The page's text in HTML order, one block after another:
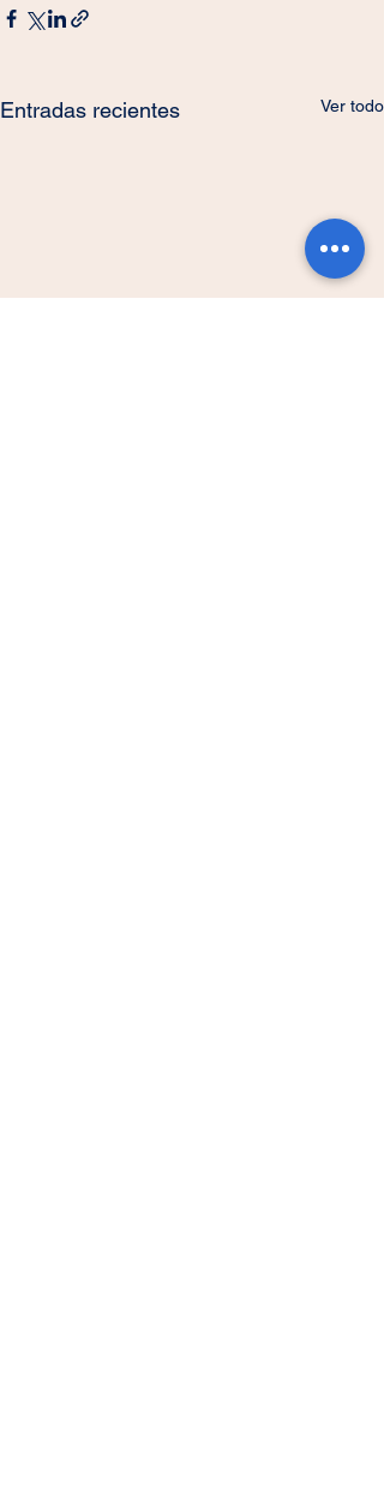
Entradas recientes Ver todo